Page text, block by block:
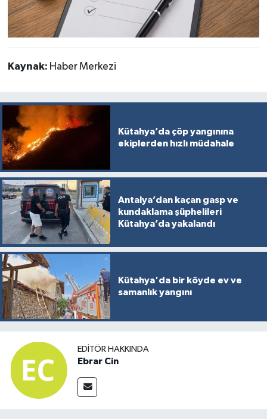
Kaynak: Haber Merkezi
Kütahya’da çöp yangınına
ekiplerden hızlı müdahale
Antalya’dan kaçan gasp ve
kundaklama şüphelileri
Kütahya’da yakalandı
Kütahya'da bir köyde ev ve
samanlık yangını
EDITÖR HAKKINDA
Ebrar Cin